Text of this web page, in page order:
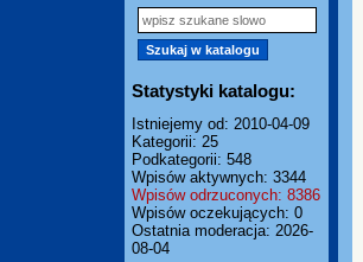
Statystyki katalogu:
Istniejemy od: 2010-04-09
Kategorii: 25
Podkategorii: 548
Wpisów aktywnych: 3344
Wpisów odrzuconych: 8386
Wpisów oczekujących: 0
Ostatnia moderacja: 2026-
08-04